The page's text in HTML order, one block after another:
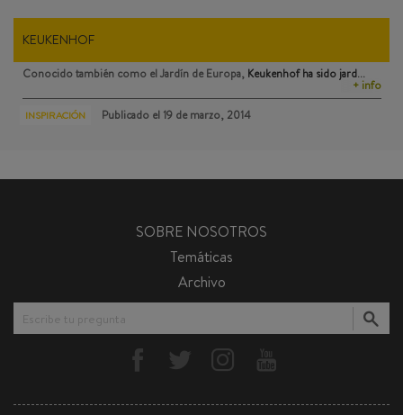
KEUKENHOF
Conocido también como el Jardín de Europa, Keukenhofha sido jard…
+ info
INSPIRACIÓN Publicado el 19 de marzo, 2014
SOBRE NOSOTROS
Temáticas
Archivo
Escribe tu pregunta